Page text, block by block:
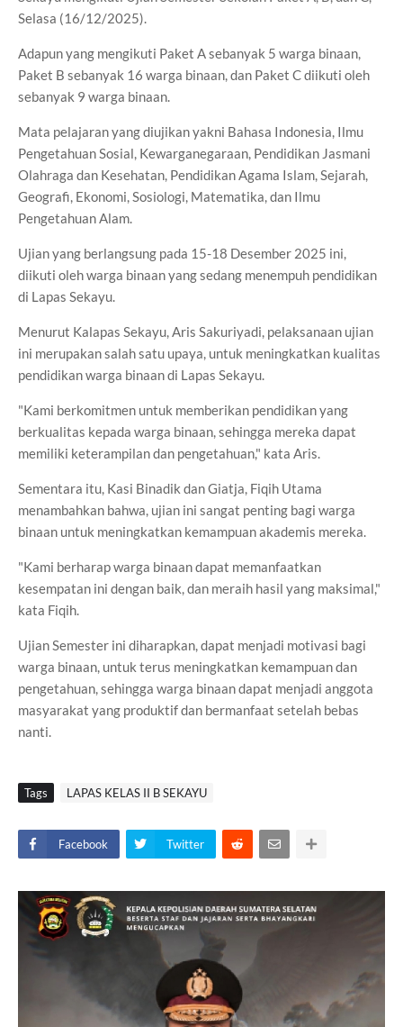
Selasa (16/12/2025).
Adapun yang mengikuti Paket A sebanyak 5 warga binaan,
Paket B sebanyak 16 warga binaan, dan Paket C diikuti oleh
sebanyak 9 warga binaan.
Mata pelajaran yang diujikan yakni Bahasa Indonesia, Ilmu
Pengetahuan Sosial, Kewarganegaraan, Pendidikan Jasmani
Olahraga dan Kesehatan, Pendidikan Agama Islam, Sejarah,
Geografi, Ekonomi, Sosiologi, Matematika, dan Ilmu
Pengetahuan Alam.
Ujian yang berlangsung pada 15-18 Desember 2025 ini,
diikuti oleh warga binaan yang sedang menempuh pendidikan
di Lapas Sekayu.
Menurut Kalapas Sekayu, Aris Sakuriyadi, pelaksanaan ujian
ini merupakan salah satu upaya, untuk meningkatkan kualitas
pendidikan warga binaan di Lapas Sekayu.
"Kami berkomitmen untuk memberikan pendidikan yang
berkualitas kepada warga binaan, sehingga mereka dapat
memiliki keterampilan dan pengetahuan," kata Aris.
Sementara itu, Kasi Binadik dan Giatja, Fiqih Utama
menambahkan bahwa, ujian ini sangat penting bagi warga
binaan untuk meningkatkan kemampuan akademis mereka.
"Kami berharap warga binaan dapat memanfaatkan
kesempatan ini dengan baik, dan meraih hasil yang maksimal,"
kata Fiqih.
Ujian Semester ini diharapkan, dapat menjadi motivasi bagi
warga binaan, untuk terus meningkatkan kemampuan dan
pengetahuan, sehingga warga binaan dapat menjadi anggota
masyarakat yang produktif dan bermanfaat setelah bebas
nanti.
Tags LAPAS KELAS II B SEKAYU
Facebook Twitter